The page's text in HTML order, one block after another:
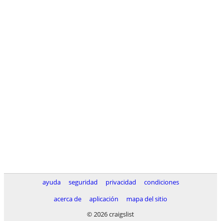
ayuda seguridad privacidad
condiciones
acerca de
aplicación
mapa del sitio
© 2026 craigslist